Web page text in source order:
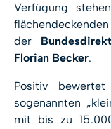
Verfügung
der
Florian Becker.
Positiv
sogenannten
mit bis zu